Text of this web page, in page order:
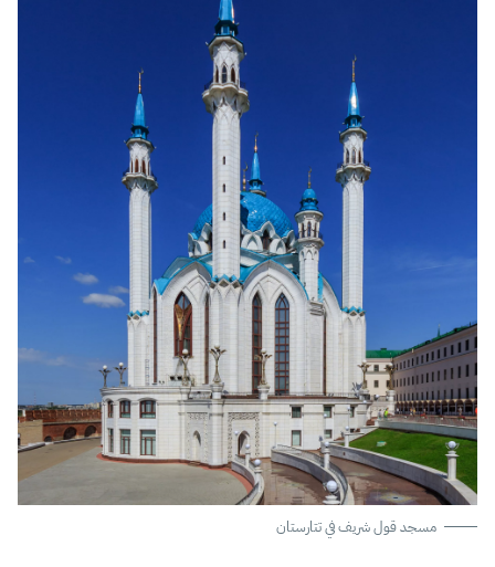
مسجد قول شريف في تتارستان